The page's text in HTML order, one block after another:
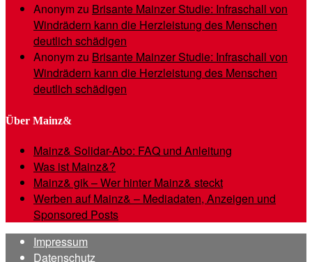
Anonymzu Brisante Mainzer Studie: Infraschall von
Windrädern kann die Herzleistung des Menschen
deutlich schädigen
Anonymzu Brisante Mainzer Studie: Infraschall von
Windrädern kann die Herzleistung des Menschen
deutlich schädigen
Über Mainz&
Mainz& Solidar-Abo: FAQ und Anleitung
Was ist Mainz&?
Mainz& gik – Wer hinter Mainz& steckt
Werben auf Mainz& – Mediadaten, Anzeigen und
Sponsored Posts
Impressum
Datenschutz